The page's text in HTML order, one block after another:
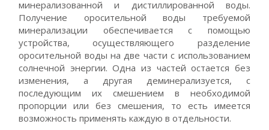
минерализованной и дистиллированной воды.
Получение оросительной воды требуемой
минерализации обеспечивается с помощью
устройства, осуществляющего разделение
оросительной воды на две части с использованием
солнечной энергии. Одна из частей остается без
изменения, а другая деминерализуется, с
последующим их смешением в необходимой
пропорции или без смешения, то есть имеется
возможность применять каждую в отдельности.